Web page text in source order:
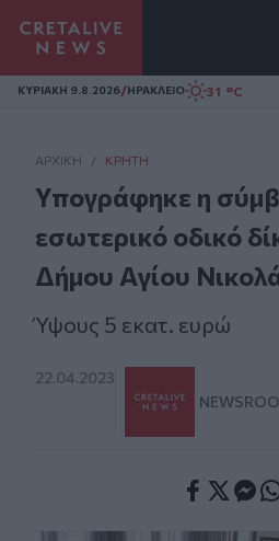
Homepage
ΚΥΡΙΑΚΗ 9.8.2026/ΗΡΑΚΛΕΙΟ 31 °C
ΑΡΧΙΚΗ / ΚΡΉΤΗ
Υπογράφηκε η
εσωτερικό οδικό
Δήμου Αγίου
Ύψους 5 εκατ. ευρώ
22.04.2023